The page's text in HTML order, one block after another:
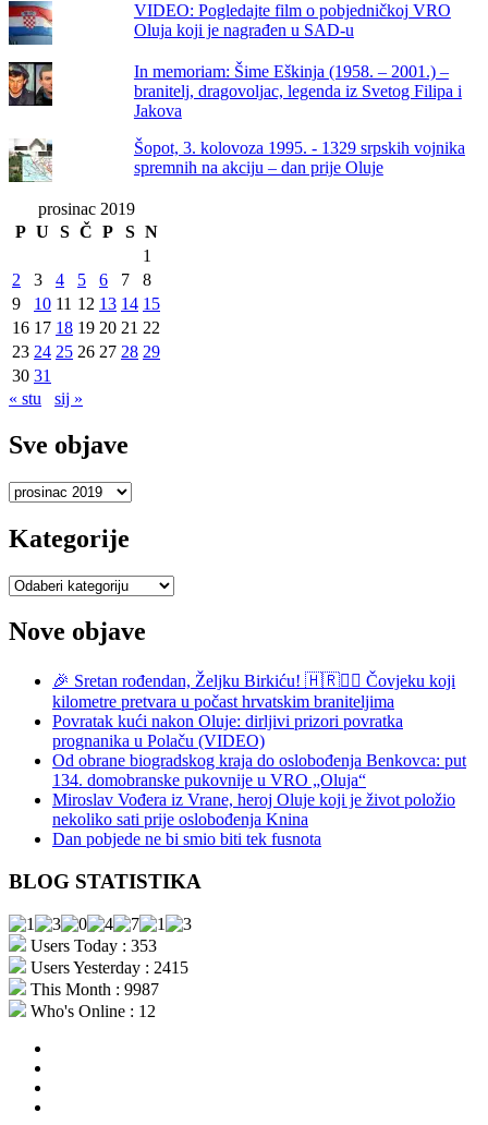
VIDEO: Pogledajte film o pobjedničkoj VRO
Oluja koji je nagrađen u SAD-u
In memoriam: Šime Eškinja (1958. – 2001.) –
branitelj, dragovoljac, legenda iz Svetog Filipa i
Jakova
Šopot, 3. kolovoza 1995. - 1329 srpskih vojnika
spremnih na akciju – dan prije Oluje
prosinac 2019
P U S Č P S N
1
2
3 4 5 6 7
8
9
10 11 12 13 14 15
16 17 18 19 20 21 22
23 24 25 26 27 28 29
30 31
« stu
sij »
Sve objave
Sve
Kategorije
Kategorije
Nove objave
🎉 Sretan rođendan, Željku Birkiću! 🇭🇷🏃‍♂️ Čovjeku koji
kilometre pretvara u počast hrvatskim braniteljima
Povratak kući nakon Oluje: dirljivi prizori povratka
prognanika u Polaču (VIDEO)
Od obrane biogradskog kraja do oslobođenja Benkovca: put
134. domobranske pukovnije u VRO „Oluja“
Miroslav Vođera iz Vrane, heroj Oluje koji je život položio
nekoliko sati prije oslobođenja Knina
Dan pobjede ne bi smio biti tek fusnota
BLOG STATISTIKA
Users Today : 353
Users Yesterday : 2415
This Month : 9987
Who's Online : 12